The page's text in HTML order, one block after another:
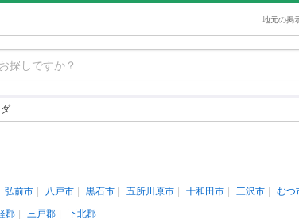
地元の掲
弘前市 八戸市 黒石市 五所川原市 十和田市 三沢市 むつ
郡 三戸郡 下北郡